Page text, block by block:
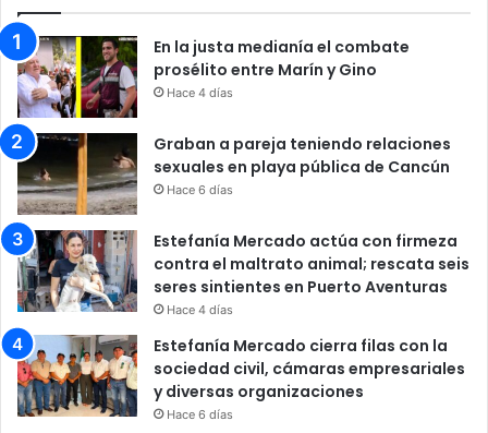
En la justa medianía el combate
prosélito entre Marín y Gino
Hace 4 días
Graban a pareja teniendo relaciones
sexuales en playa pública de Cancún
Hace 6 días
Estefanía Mercado actúa con firmeza
contra el maltrato animal; rescata seis
seres sintientes en Puerto Aventuras
Hace 4 días
Estefanía Mercado cierra filas con la
sociedad civil, cámaras empresariales
y diversas organizaciones
Hace 6 días